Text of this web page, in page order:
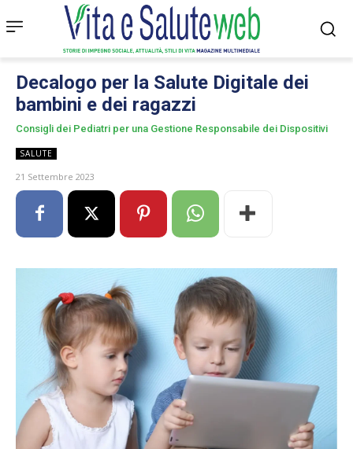
Decalogo per la Salute Digitale dei
bambini e dei ragazzi
Consigli dei Pediatri per una Gestione Responsabile dei Dispositivi
SALUTE
21 Settembre 2023